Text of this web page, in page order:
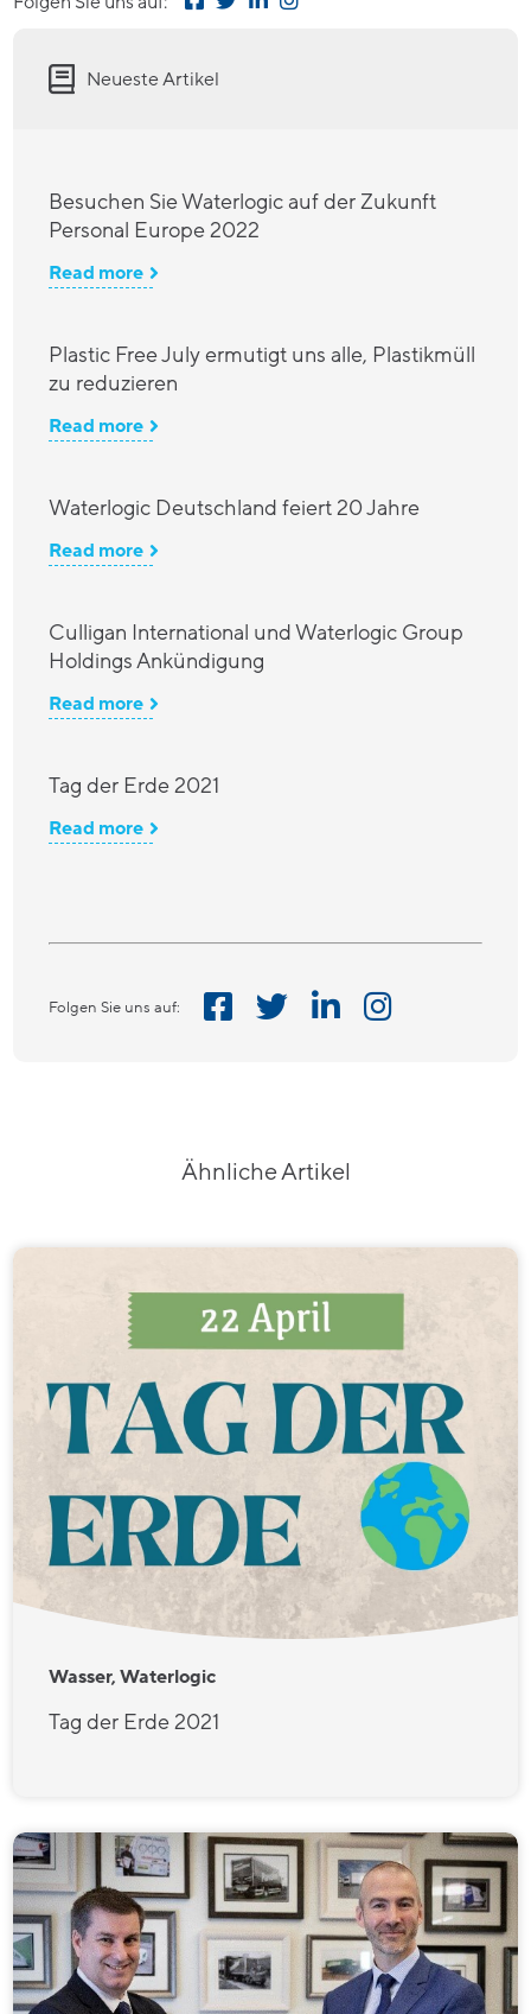
Neueste Artikel
Besuchen Sie Waterlogic auf der Zukunft
Personal Europe 2022
Read more
Plastic Free July ermutigt uns alle, Plastikmüll
zu reduzieren
Read more
Waterlogic Deutschland feiert 20 Jahre
Read more
Culligan International und Waterlogic Group
Holdings Ankündigung
Read more
Tag der Erde 2021
Read more
Folgen Sie uns auf:
Ähnliche Artikel
Wasser, Waterlogic
Tag der Erde 2021